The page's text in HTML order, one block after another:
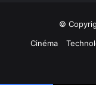
©
Cinéma